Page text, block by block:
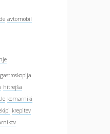
avtomobil
gastroskopija
hitrejša
komarniki
krepitev